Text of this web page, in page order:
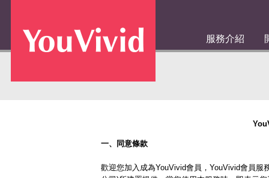
服務介紹
一、同意條款
歡迎您加入成為YouVivid會員，YouVivid會員服